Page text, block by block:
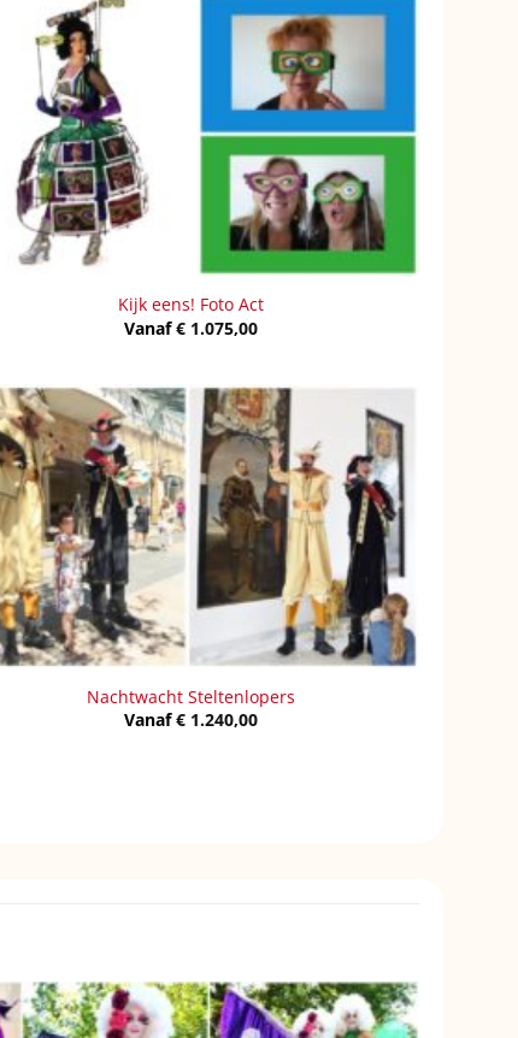
Kijk eens! Foto Act
Vanaf€1.075,00
Nachtwacht Steltenlopers
Vanaf€1.240,00